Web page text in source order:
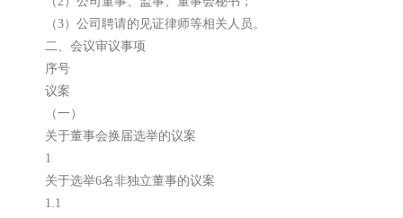
（3）公司聘请的见证律师等相关人员。
二、会议审议事项
序号
议案
（一）
关于董事会换届选举的议案
1
关于选举6名非独立董事的议案
1.1